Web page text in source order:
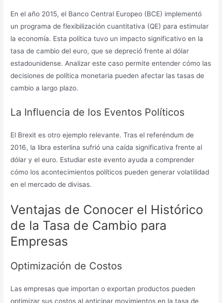
En el año 2015, el Banco Central Europeo (BCE) implementó
un programa de flexibilización cuantitativa (QE) para estimular
la economía. Esta política tuvo un impacto significativo en la
tasa de cambio del euro, que se depreció frente al dólar
estadounidense. Analizar este caso permite entender cómo las
decisiones de política monetaria pueden afectar las tasas de
cambio a largo plazo.
La Influencia de los Eventos Políticos
El Brexit es otro ejemplo relevante. Tras el referéndum de
2016, la libra esterlina sufrió una caída significativa frente al
dólar y el euro. Estudiar este evento ayuda a comprender
cómo los acontecimientos políticos pueden generar volatilidad
en el mercado de divisas.
Ventajas de Conocer el Histórico
de la Tasa de Cambio para
Empresas
Optimización de Costos
Las empresas que importan o exportan productos pueden
optimizar sus costos al anticipar movimientos en la tasa de